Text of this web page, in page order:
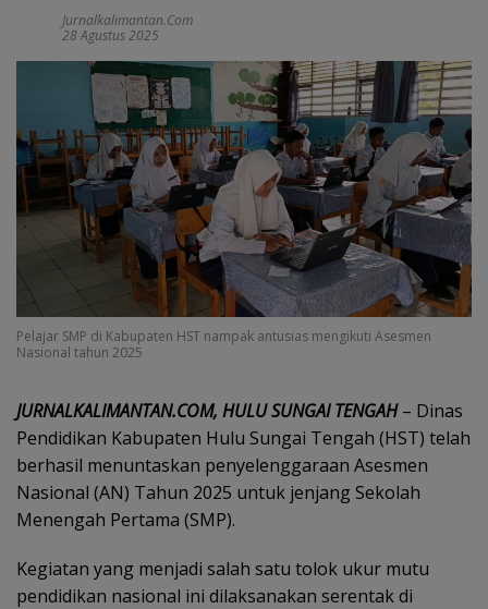
Jurnalkalimantan.com
28 Agustus 2025
Pelajar SMP di Kabupaten HST nampak antusias mengikuti Asesmen
Nasional tahun 2025
JURNALKALIMANTAN.COM, HULU SUNGAI TENGAH– Dinas
Pendidikan Kabupaten Hulu Sungai Tengah (HST) telah
berhasil menuntaskan penyelenggaraan Asesmen
Nasional (AN) Tahun 2025 untuk jenjang Sekolah
Menengah Pertama (SMP).
Kegiatan yang menjadi salah satu tolok ukur mutu
pendidikan nasional ini dilaksanakan serentak di